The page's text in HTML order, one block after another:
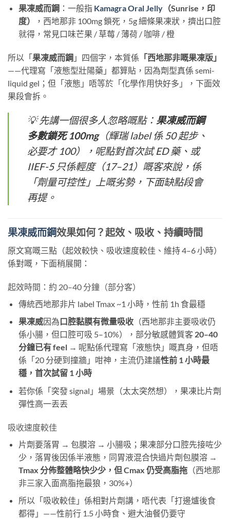
果凍威而鋼：一般指 Kamagra Oral Jelly（Sunrise，印
度）
，西地那非 100mg 鎖死，5g 細條果凍狀，擠出口腔
就得，常見口味芒果 / 草莓 / 薄荷 / 咖啡 / 橙
所以「果凍威而鋼 」四個字，本質係 「西地那非嘅果凍版」
——代理寫「液態型壯陽藥」都算貼，因為劑型真係 semi-
liquid gel；但「液態」唔等於「化學作用快好多」，下面效
果段會拆。
💡 先講一個很多人忽略嘅點： 果凍威而鋼
多數鎖死 100mg（輝瑞 label 係 50 起步、
必要才 100），呢點對首次試 ED 藥、或
IIEF-5 只係輕度（17–21）嘅客來說，係
「劑量可控性」上嘅劣勢，下面缺點段會
再提。
果凍威而鋼效果如何？起效、吸收、持續時間
原文寫嘅三點（起效較快、吸收速度較佳、維持 4–6 小時）
係對嘅，下面稍展開：
起效時間：約 20–40 分鐘（部分客）
傳統西地那非片 label Tmax ~1 小時，性前 1h 食最穩
果凍威因為口腔黏膜有微量吸收（西地那非主要吸收仍
係小腸，但口腔可吸 5–10%），部分敏感體質客 20–40
分鐘已有 feel​ → 呢點係代理寫「液態快」嘅真身，但唔
係「20 分硬到撞牆」咁神，主流仍建議性前 1 小時最
穩，首次試留 1 小時
若你係「突發 signal」場景（太太突然想），果凍比片劑
彈性高一丟丟
吸收速度較佳
片劑要落胃 → 包膜溶 → 小腸吸；果凍部分口腔先接咗少
少，落胃後因係半液態，同胃液混合快過片劑包膜溶 →
Tmax 分佈整體略快少少，但 Cmax 仍受高脂拖（西地那
非三家入面高脂拖最狼，30%+）
所以「吸收較佳」係相對片劑講，唔代表「打邊爐後食
都得」——性前行 1.5 小時食、避大油餐仍要守